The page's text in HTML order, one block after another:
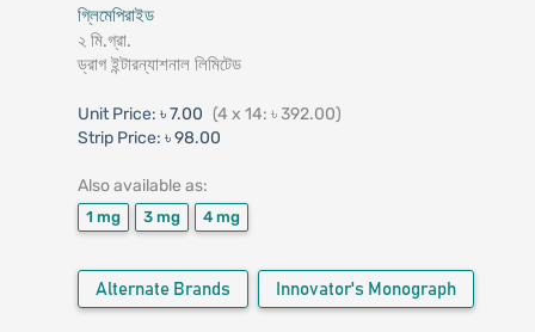
গ্লিমেপিরাইড
২ মি.গ্রা.
ড্রাগ ইন্টারন্যাশনাল লিমিটেড
Unit Price: ৳ 7.00 (4 x 14: ৳ 392.00)
Strip Price: ৳ 98.00
Also available as:
1 mg 3 mg 4 mg
Alternate Brands Innovator's Monograph